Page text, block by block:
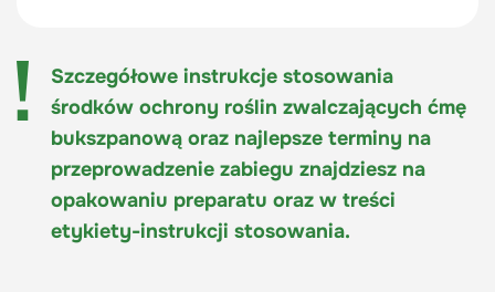
Szczegółowe instrukcje stosowania
środków ochrony roślin zwalczających ćmę
bukszpanową oraz najlepsze terminy na
przeprowadzenie zabiegu znajdziesz na
opakowaniu preparatu oraz w treści
etykiety-instrukcji stosowania.